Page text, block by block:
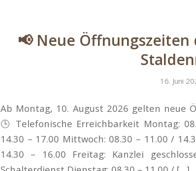
📢 Neue
16. Juni
Ab Montag, 10. August 2026 gelten neue
🕒 Telefonische Erreichbarkeit Montag:
14.30 – 17.00 Mittwoch: 08.30 – 11.00 /
14.30 – 16.00 Freitag: Kanzlei